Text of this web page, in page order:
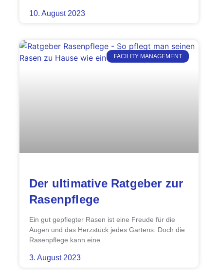
10. August 2023
FACILITY MANAGEMENT
Der ultimative Ratgeber zur
Rasenpflege
Ein gut gepflegter Rasen ist eine Freude für die
Augen und das Herzstück jedes Gartens. Doch die
Rasenpflege kann eine
3. August 2023